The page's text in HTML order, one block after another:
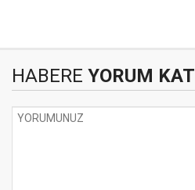
HABERE YORUM KAT